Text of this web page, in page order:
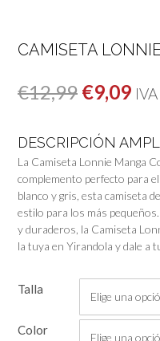
CAMISETA
€12,99 El
original
era:
€12,99.
€9,09El
es:
DESCRIPCIÓN
La Camiseta Lonnie Manga
complemento perfecto para
blanco y gris, esta camiseta
estilo para los más
y duraderos, la Camiseta
la tuya en Yirandola y dale a
Talla
Color